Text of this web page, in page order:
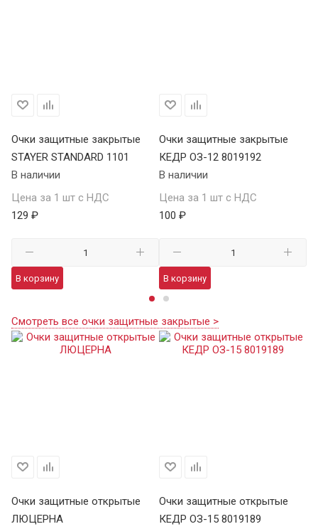
Очки защитные закрытые
STAYER STANDARD 1101
В наличии
Цена за 1 шт с НДС
129 ₽
В корзину
Очки защитные закрытые
КЕДР ОЗ-12 8019192
В наличии
Цена за 1 шт с НДС
100 ₽
В корзину
Смотреть все очки защитные закрытые >
Очки защитные открытые
ЛЮЦЕРНА
Очки защитные открытые
КЕДР ОЗ-15 8019189